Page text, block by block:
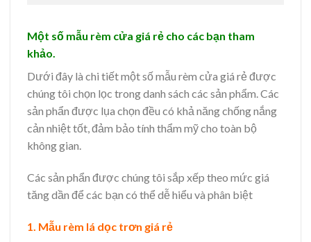
Một số mẫu rèm cửa giá rẻ cho các bạn tham
khảo.
Dưới đây là chi tiết một số mẫu rèm cửa giá rẻ được
chúng tôi chọn lọc trong danh sách các sản phẩm. Các
sản phẩn được lụa chọn đều có khả năng chống nắng
cản nhiệt tốt, đảm bảo tính thẩm mỹ cho toàn bộ
không gian.
Các sản phẩn được chúng tôi sắp xếp theo mức giá
tăng dần để các bạn có thể dễ hiểu và phân biệt
1. Mẫu rèm lá dọc trơn giá rẻ